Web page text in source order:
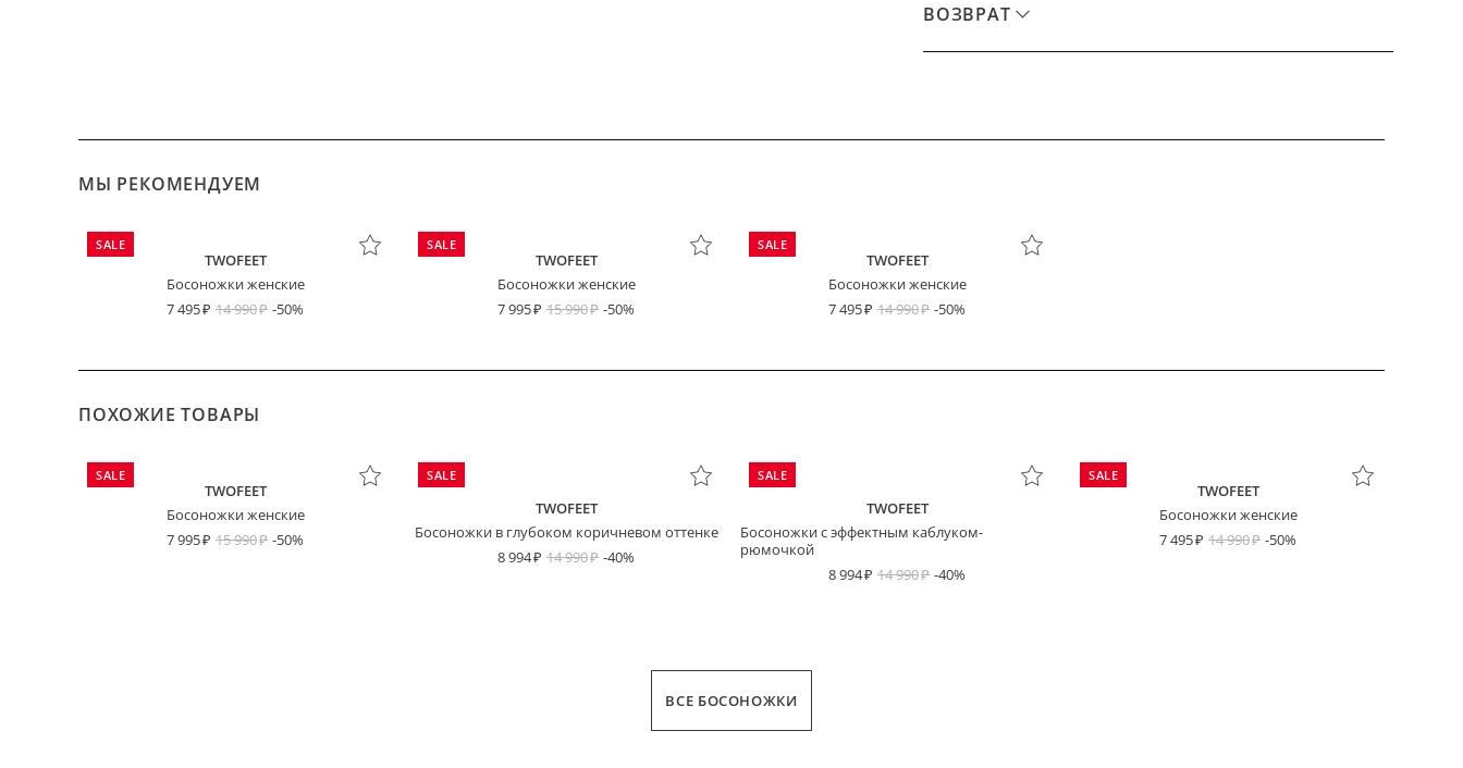
ВОЗВРАТ
МЫ РЕКОМЕНДУЕМ
SALE
TWOFEET
Босоножки женские
7 495
14 990 -50%
SALE
TWOFEET
Босоножки женские
7 995
15 990 -50%
SALE
TWOFEET
Босоножки женские
7 495
14 990 -50%
ПОХОЖИЕ ТОВАРЫ
SALE
TWOFEET
Босоножки женские
7 995
15 990 -50%
SALE
TWOFEET
Босоножки в глубоком коричневом оттенке
8 994
14 990 -40%
SALE
TWOFEET
Босоножки с эффектным каблуком-
рюмочкой
8 994
14 990 -40%
SALE
TWOFEET
Босоножки женские
7 495
14 990 -50%
ВСЕ БОСОНОЖКИ